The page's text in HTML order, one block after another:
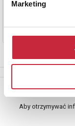
Marketing
Aby otrzymywać